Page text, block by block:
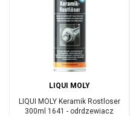
LIQUI MOLY
LIQUI MOLY Keramik Rostloser
300ml 1641 - odrdzewiacz